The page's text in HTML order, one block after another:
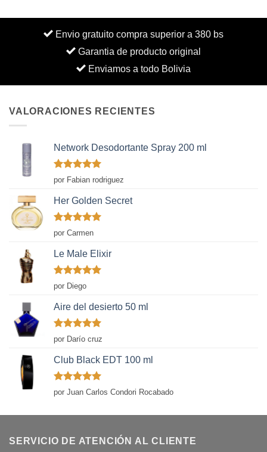
Envio gratuito compra superior a 380 bs
Garantia de producto original
Enviamos a todo Bolivia
VALORACIONES RECIENTES
Network Desodortante Spray 200 ml
Valorado
con
por Fabian rodriguez
Her Golden Secret
Valorado
con
por Carmen
Le Male Elixir
Valorado
con
de 5
por Diego
Aire del desierto 50 ml
Valorado
con
por Darío cruz
Club Black EDT 100 ml
Valorado
con
por Juan Carlos Condori Rocabado
SERVICIO DE ATENCIÓN AL CLIENTE